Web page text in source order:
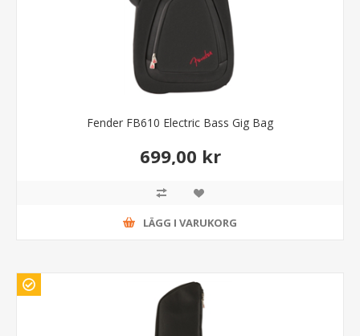
Fender FB610 Electric Bass Gig Bag
699,00 kr
LÄGG I VARUKORG